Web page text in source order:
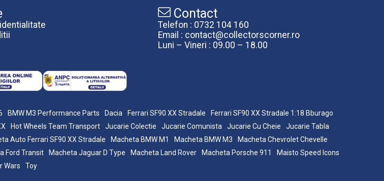
Contact
Telefon : 0732 104 160
Email : contact@collectorscorner.ro
Luni – Vineri : 09.00 – 18.00
BMW M3 Performance Parts Dacia Ferrari SF90 XX Stradale
Ferrari SF90 XX Stradale 1:18 Bburago
Hot Wheels Team Transport Jucarie Colectie Jucarie Comunista Jucarie Cu Cheie
Jucarie Tabla
Auto Ferrari SF90 XX Stradale Macheta BMW M1 Macheta BMW M3
Macheta Chevrolet Chevelle
Ford Transit Macheta Jaguar D Type Macheta Land Rover Macheta Porsche 911
Maisto Speed Icons
Wars Toy